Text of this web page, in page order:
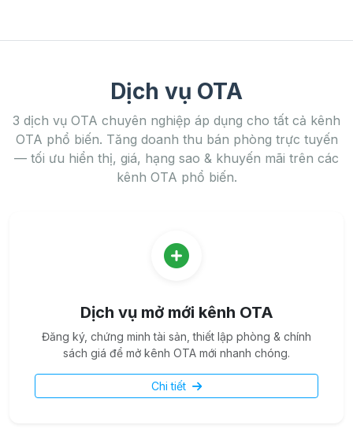
Dịch vụ OTA
3 dịch vụ OTA chuyên nghiệp áp dụng cho tất cả kênh
OTA phổ biến. Tăng doanh thu bán phòng trực tuyến
— tối ưu hiển thị, giá, hạng sao & khuyến mãi trên các
kênh OTA phổ biến.
Dịch vụ mở mới kênh OTA
Đăng ký, chứng minh tài sản, thiết lập phòng & chính
sách giá để mở kênh OTA mới nhanh chóng.
Chi tiết